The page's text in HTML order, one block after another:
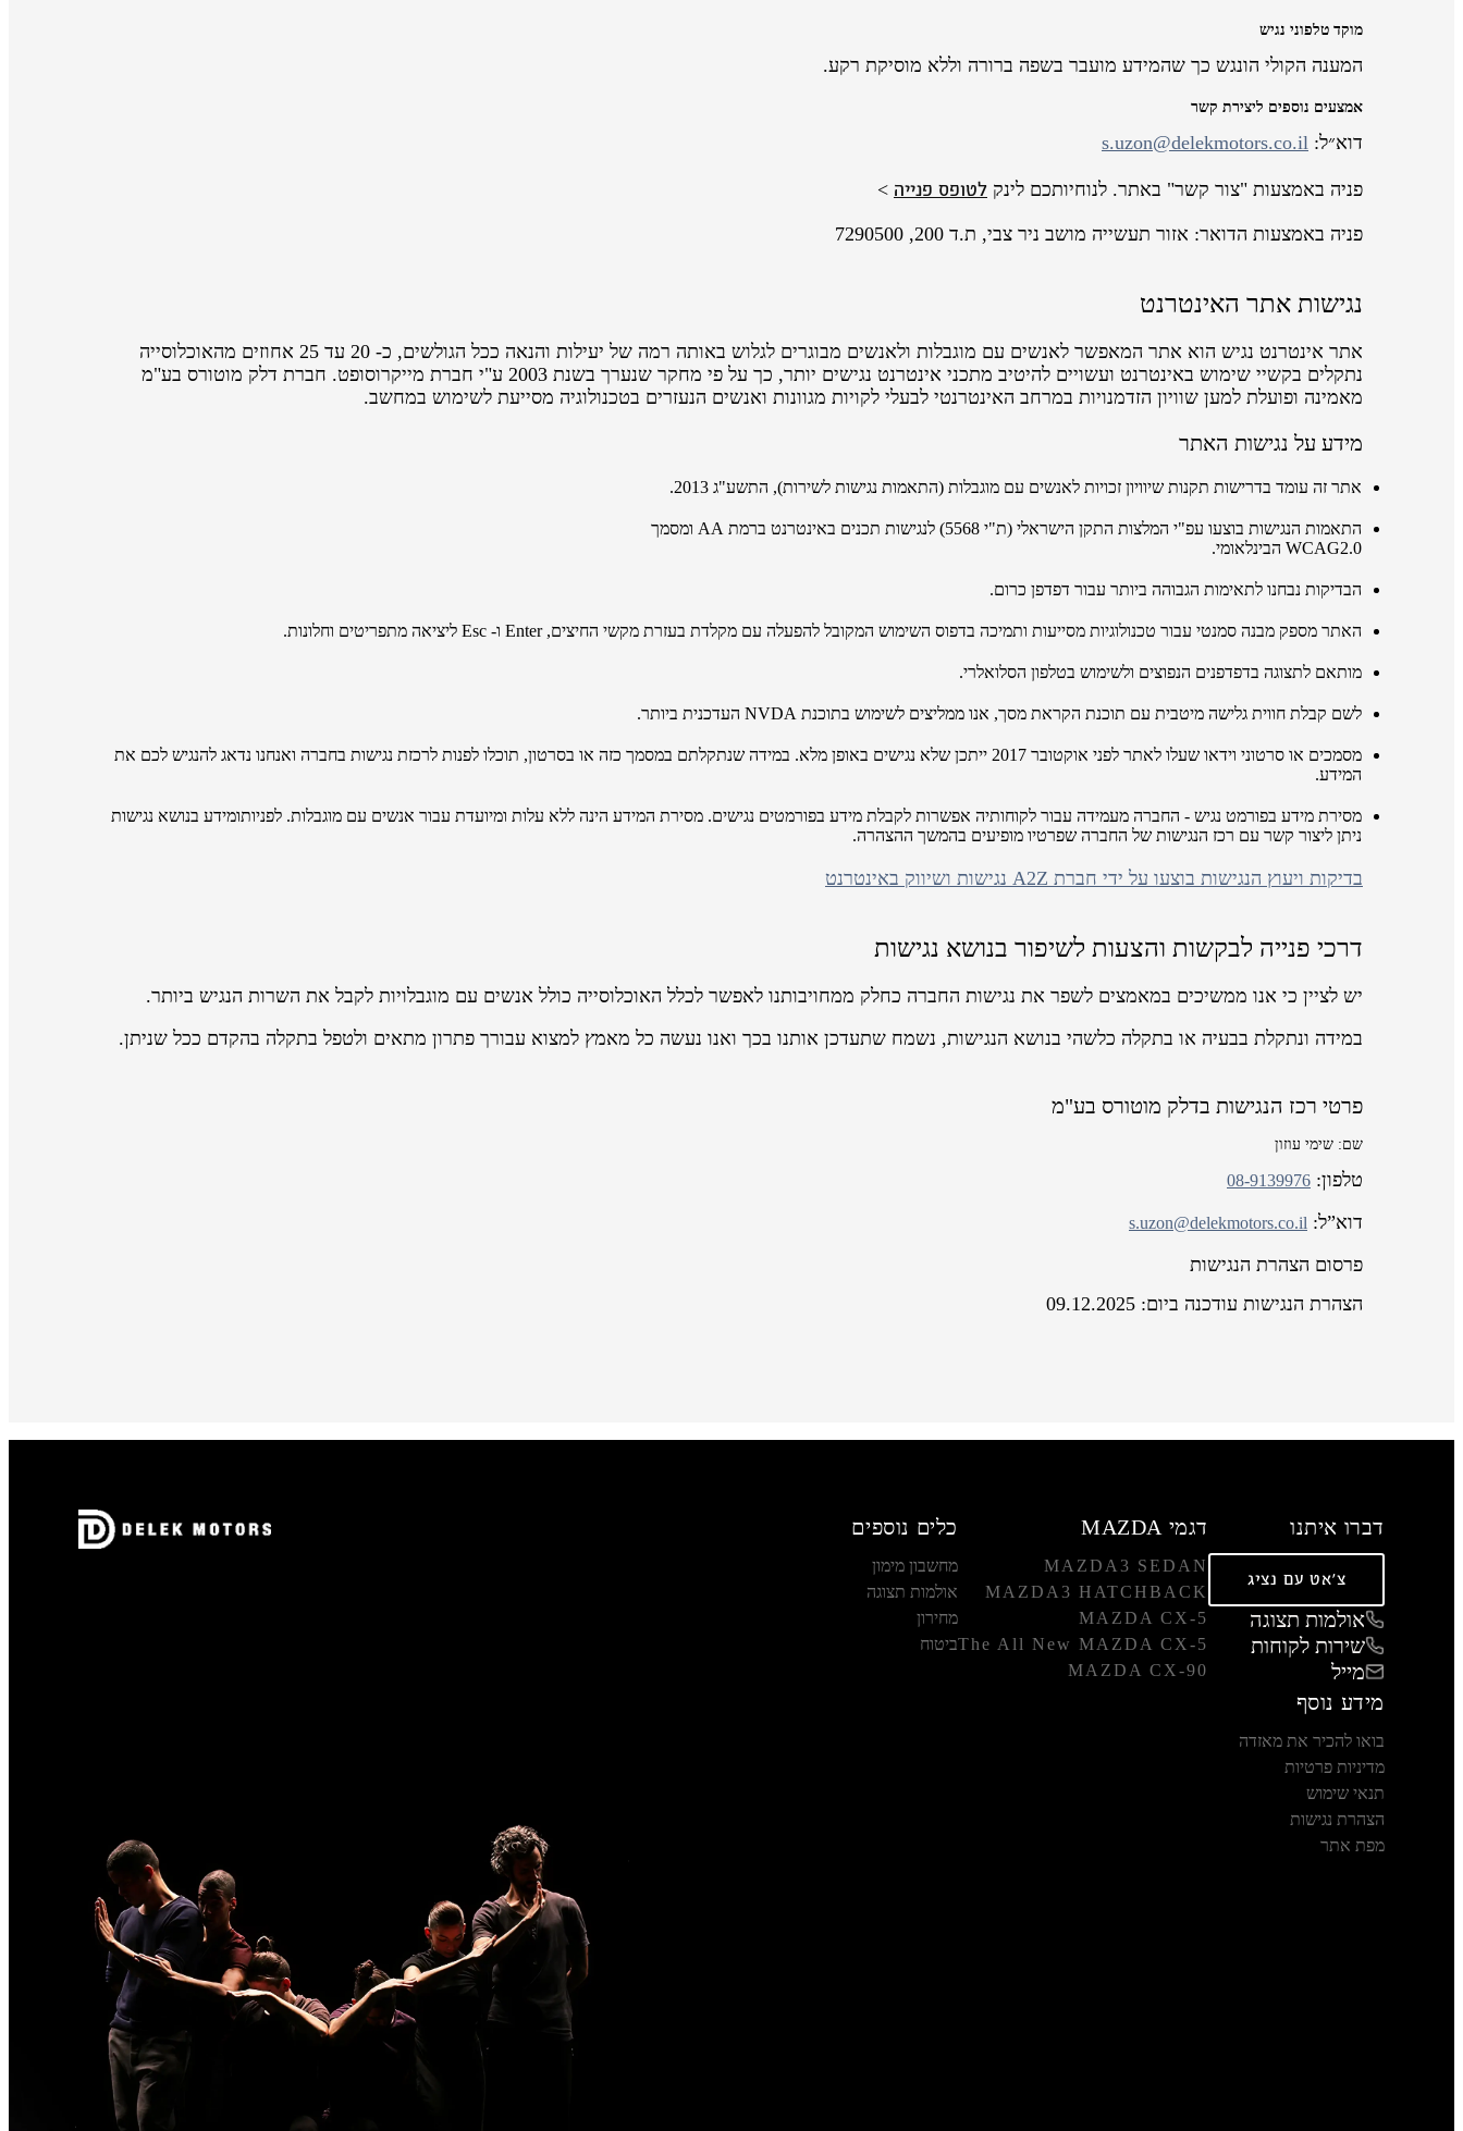
מוקד טלפוני נגיש
המענה הקולי הונגש כך שהמידע מועבר בשפה ברורה וללא מוסיקת רקע.
אמצעים נוספים ליצירת קשר
דוא״ל: s.uzon@delekmotors.co.il
פניה באמצעות "צור קשר" באתר. לנוחיותכם לינק לטופס פנייה >
פניה באמצעות הדואר: אזור תעשייה מושב ניר צבי, ת.ד 200, 7290500
נגישות אתר האינטרנט
אתר אינטרנט נגיש הוא אתר המאפשר לאנשים עם מוגבלות ולאנשים מבוגרים לגלוש באותה רמה של יעילות והנאה ככל הגולשים, כ- 20 עד 25 אחוזים מהאוכלוסייה
נתקלים בקשיי שימוש באינטרנט ועשויים להיטיב מתכני אינטרנט נגישים יותר, כך על פי מחקר שנערך בשנת 2003 ע"י חברת מייקרוסופט. חברת דלק מוטורס בע"מ
מאמינה ופועלת למען שוויון הזדמנויות במרחב האינטרנטי לבעלי לקויות מגוונות ואנשים הנעזרים בטכנולוגיה מסייעת לשימוש במחשב.
מידע על נגישות האתר
אתר זה עומד בדרישות תקנות שיוויון זכויות לאנשים עם מוגבלות (התאמות נגישות לשירות), התשע"ג 2013.
התאמות הנגישות בוצעו עפ"י המלצות התקן הישראלי (ת"י 5568)
לנגישות תכנים באינטרנט ברמת AA ומסמך
WCAG2.0 הבינלאומי.
הבדיקות נבחנו לתאימות הגבוהה ביותר עבור דפדפן כרום.
האתר מספק מבנה סמנטי עבור טכנולוגיות מסייעות ותמיכה בדפוס השימוש המקובל להפעלה עם מקלדת בעזרת מקשי החיצים, Enter ו- Esc ליציאה מתפריטים וחלונות.
מותאם לתצוגה בדפדפנים הנפוצים ולשימוש בטלפון הסלואלרי.
לשם קבלת חווית גלישה מיטבית עם תוכנת הקראת מסך, אנו ממליצים לשימוש בתוכנת NVDA העדכנית ביותר.
מסמכים או סרטוני וידאו שעלו לאתר לפני אוקטובר 2017 ייתכן שלא נגישים באופן מלא. במידה שנתקלתם במסמך כזה או בסרטון, תוכלו לפנות לרכזת נגישות בחברה ואנחנו נדאג להנגיש לכם את
המידע.
מסירת מידע בפורמט נגיש - החברה מעמידה עבור לקוחותיה אפשרות לקבלת מידע בפורמטים נגישים. מסירת המידע הינה ללא עלות ומיועדת עבור אנשים עם מוגבלות. לפניותומידע בנושא נגישות
ניתן ליצור קשר עם רכז הנגישות של החברה שפרטיו מופיעים בהמשך ההצהרה.
בדיקות ויעוץ הנגישות בוצעו על ידי חברת A2Z נגישות ושיווק באינטרנט
דרכי פנייה לבקשות והצעות לשיפור בנושא נגישות
יש לציין כי אנו ממשיכים במאמצים לשפר את נגישות החברה כחלק ממחויבותנו לאפשר לכלל האוכלוסייה כולל אנשים עם מוגבלויות לקבל את השרות הנגיש ביותר.
במידה ונתקלת בבעיה או בתקלה כלשהי בנושא הנגישות, נשמח שתעדכן אותנו בכך ואנו נעשה כל מאמץ למצוא עבורך פתרון מתאים ולטפל בתקלה בהקדם ככל שניתן.
פרטי רכז הנגישות בדלק מוטורס בע"מ
שם: שימי עוזון
טלפון: 08-9139976
דוא”ל: s.uzon@delekmotors.co.il
פרסום הצהרת הנגישות
הצהרת הנגישות עודכנה ביום: 09.12.2025
דברו איתנו
צ'אט עם נציג
אולמות תצוגה
שירות לקוחות
מייל
דגמי MAZDA
MAZDA3 SEDAN
MAZDA3 HATCHBACK
MAZDA CX-5
The All New MAZDA CX-5
MAZDA CX-90
כלים נוספים
מחשבון מימון
אולמות תצוגה
מחירון
ביטוח
מידע נוסף
בואו להכיר את מאזדה
מדיניות פרטיות
תנאי שימוש
הצהרת נגישות
מפת אתר